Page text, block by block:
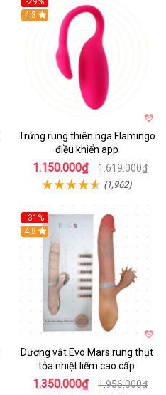
Hot
4.8
Trứng rung thiên nga Flamingo
điều khiển app
1.150.000₫ 1.619.000₫
(1,962)
-31%
4.8
Dương vật Evo Mars rung thụt
tỏa nhiệt liếm cao cấp
1.350.000₫ 1.956.000₫